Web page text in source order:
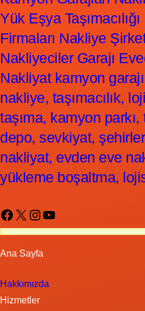
Yük Eşya
Firmaları Nakliye
Nakliyeciler Garajı
Nakliyat kamyon
nakliye, taşımacılık,
taşıma, kamyon parkı,
depo, sevkiyat,
nakliyat, evden eve
yükleme boşaltma,
Facebook X Instagram YouTube
Ana Sayfa
Hakkımızda
Hizmetler